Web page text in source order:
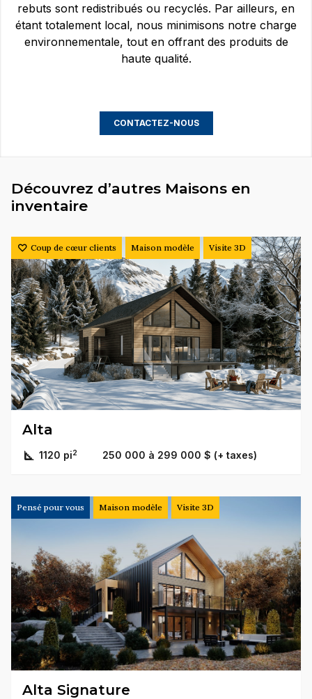
rebuts sont redistribués ou recyclés. Par ailleurs, en
étant totalement local, nous minimisons notre charge
environnementale, tout en offrant des produits de
haute qualité.
CONTACTEZ-NOUS
Découvrez d’autres Maisons en
inventaire
Coup de cœur clients Maison modèle Visite 3D
Alta
1120 pi2 250 000 à 299 000 $ (+ taxes)
Pensé pour vous Maison modèle Visite 3D
Alta Signature